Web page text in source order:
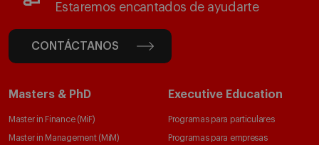
Estaremos encantados de ayudarte
CONTÁCTANOS
Masters & PhD
Master in Finance (MiF)
Master in Management (MiM)
Executive Education
Programas para particulares
Programas para empresas